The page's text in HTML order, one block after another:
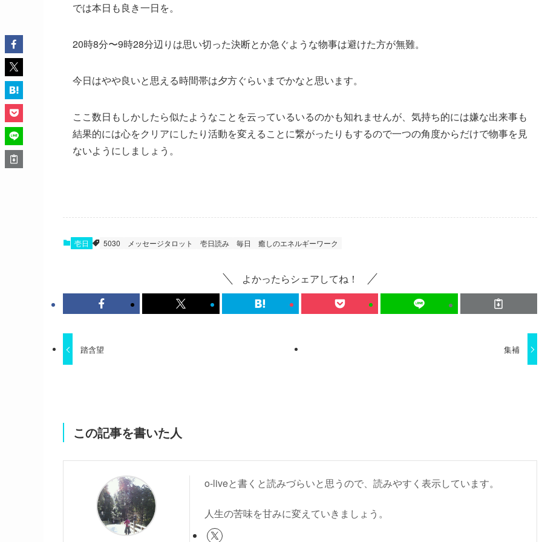
では本日も良き一日を。
20時8分〜9時28分辺りは思い切った決断とか急ぐような物事は避けた方が無難。
今日はやや良いと思える時間帯は夕方ぐらいまでかなと思います。
ここ数日もしかしたら似たようなことを云っているいるのかも知れませんが、気持ち的には嫌な出来事も
結果的には心をクリアにしたり活動を変えることに繋がったりもするので一つの角度からだけで物事を見
ないようにしましょう。
壱日 5030 メッセージタロット 壱日読み 毎日 癒しのエネルギーワーク
よかったらシェアしてね！
踏含望 集補
この記事を書いた人
o-liveと書くと読みづらいと思うので、読みやすく表示しています。
人生の苦味を甘みに変えていきましょう。